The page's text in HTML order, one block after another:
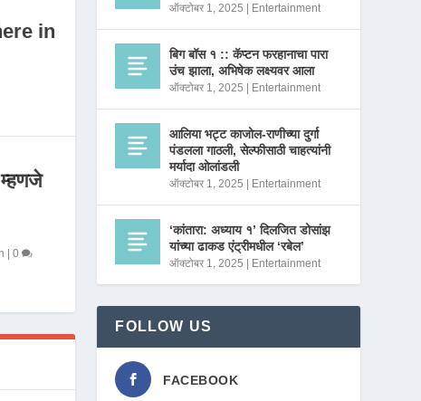
in
0
ऑक्टोबर 1, 2025 Entertainment
बिग बॉस १ :: कॅप्टन फरहानाचा पारा
उंच झाला, अभिषेक लक्ष्यवर आला
ऑक्टोबर 1, 2025 Entertainment
आलिया भट्ट काजोल-राणीच्या दुर्गा
पंडलला गाठली, सेल्फीसाठी चाहत्यांनी
मर्यादा ओलांडली
ऑक्टोबर 1, 2025 Entertainment
‘कांतारा: अध्याय १’ दिलजित डोसांझ
यांच्या ढाकड एंट्रीमधील ‘रबेल’
ऑक्टोबर 1, 2025 Entertainment
FOLLOW US
FACEBOOK